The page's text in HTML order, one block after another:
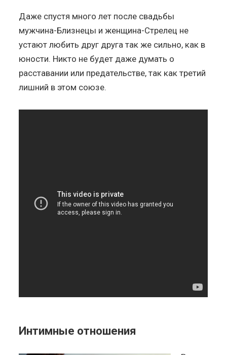
Даже спустя много лет после свадьбы
мужчина-Близнецы и женщина-Стрелец не
устают любить друг друга так же сильно, как в
юности. Никто не будет даже думать о
расставании или предательстве, так как третий
лишний в этом союзе.
Интимные отношения